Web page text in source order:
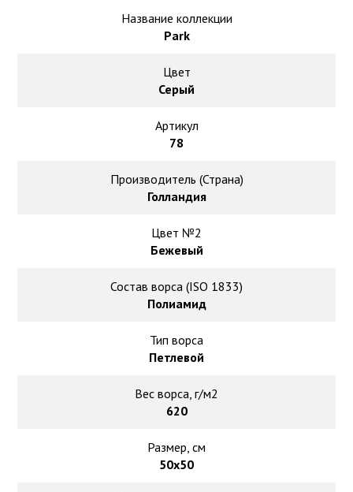
Ковролин под теплый пол
Название коллекции
Park
Цвет
Серый
Артикул
78
Производитель (Страна)
Голландия
Цвет №2
Бежевый
Состав ворса (ISO 1833)
Полиамид
Тип ворса
Петлевой
Вес ворса, г/м2
620
Размер, см
50х50